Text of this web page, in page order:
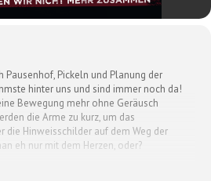
Pausenhof, Pickeln und Planung der
hinter uns und sind immer noch da!
Bewegung mehr ohne Geräusch
die Arme zu kurz, um das
die Hinweisschilder auf dem Weg der
eh nur mit dem Herzen, oder?